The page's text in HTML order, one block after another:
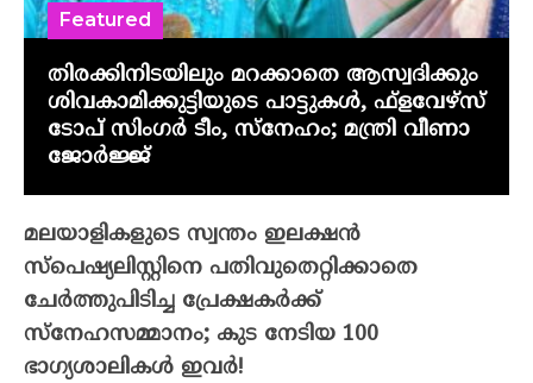
തിരക്കിനിടയിലും മറക്കാതെ ആസ്വദിക്കും
ശിവകാമിക്കുട്ടിയുടെ പാട്ടുകൾ, ഫ്‌ളവേഴ്‌സ്
ടോപ് സിംഗർ ടീം, സ്നേഹം; മന്ത്രി വീണാ
ജോർജ്ജ്
Featured
മലയാളികളുടെ സ്വന്തം ഇലക്ഷന്‍
സ്‌പെഷ്യലിസ്റ്റിനെ പതിവുതെറ്റിക്കാതെ
ചേര്‍ത്തുപിടിച്ച പ്രേക്ഷകര്‍ക്ക്
സ്‌നേഹസമ്മാനം; കുട നേടിയ 100
ഭാഗ്യശാലികള്‍ ഇവര്‍!